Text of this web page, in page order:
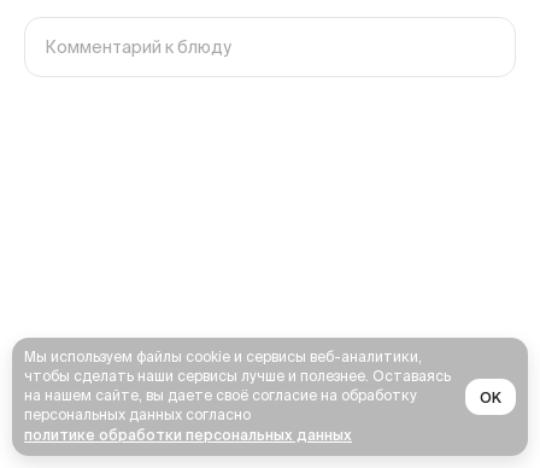
Мы используем файлы cookie и сервисы веб-аналитики,
чтобы сделать наши сервисы лучше и полезнее. Оставаясь
на нашем сайте, вы даете своё согласие на обработку
персональных данных согласно
политике обработки персональных данных
OK